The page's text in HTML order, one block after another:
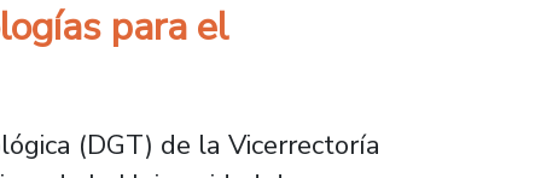
para el
(DGT) de la Vicerrectoría